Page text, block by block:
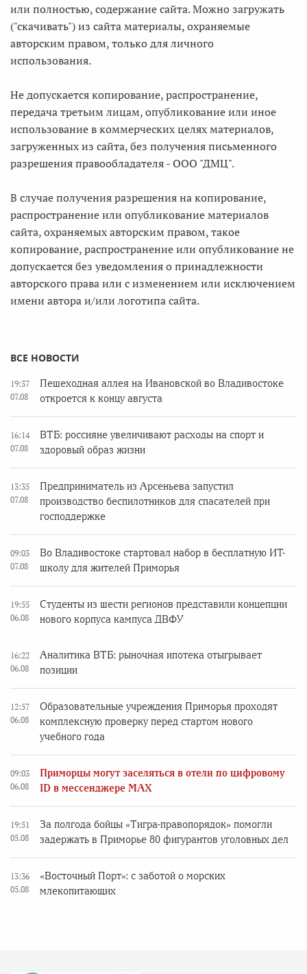
или полностью, содержание сайта. Можно загружать
("скачивать") из сайта материалы, охраняемые
авторским правом, только для личного
использования.
Не допускается копирование, распространение,
передача третьим лицам, опубликование или иное
использование в коммерческих целях материалов,
загруженных из сайта, без получения письменного
разрешения правообладателя - ООО "ДМЦ".
В случае получения разрешения на копирование,
распространение или опубликование материалов
сайта, охраняемых авторским правом, такое
копирование, распространение или опубликование не
допускается без уведомления о принадлежности
авторского права или с изменением или исключением
имени автора и/или логотипа сайта.
ВСЕ НОВОСТИ
19:37
07.08
Пешеходная аллея на Ивановской во Владивостоке
откроется к концу августа
16:14
07.08
ВТБ: россияне увеличивают расходы на спорт и
здоровый образ жизни
13:35
07.08
Предприниматель из Арсеньева запустил
производство беспилотников для спасателей при
господдержке
09:03
07.08
Во Владивостоке стартовал набор в бесплатную ИТ-
школу для жителей Приморья
19:55
06.08
Студенты из шести регионов представили концепции
нового корпуса кампуса ДВФУ
16:22
06.08
Аналитика ВТБ: рыночная ипотека отыгрывает
позиции
12:57
06.08
Образовательные учреждения Приморья проходят
комплексную проверку перед стартом нового
учебного года
09:03
06.08
Приморцы могут заселяться в отели по цифровому
ID в мессенджере MAX
19:51
05.08
За полгода бойцы «Тигра-правопорядок» помогли
задержать в Приморье 80 фигурантов уголовных дел
13:36
05.08
«Восточный Порт»: с заботой о морских
млекопитающих